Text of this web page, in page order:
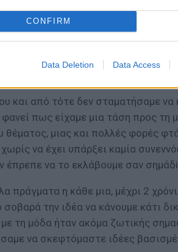
CONFIRM
Data Deletion Data Access
και από τότε δεν σταματήσαμε να
πως είχαμε μια τάση προς τη
μιας και πολλές φορές
να έχει υπάρξει καμία
έπρεπε να το εκλάβουμε σαν
πράγματα η κάθε μια, μέχρι 2
την ιδέα να κάνουμε κάτι
τη μόδα ήταν ακόμα ζωτικής
να σκεφτόμαστε ιδέες